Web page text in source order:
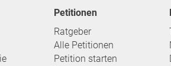
Petitionen
Ratgeber
Alle Petitionen
Petition starten